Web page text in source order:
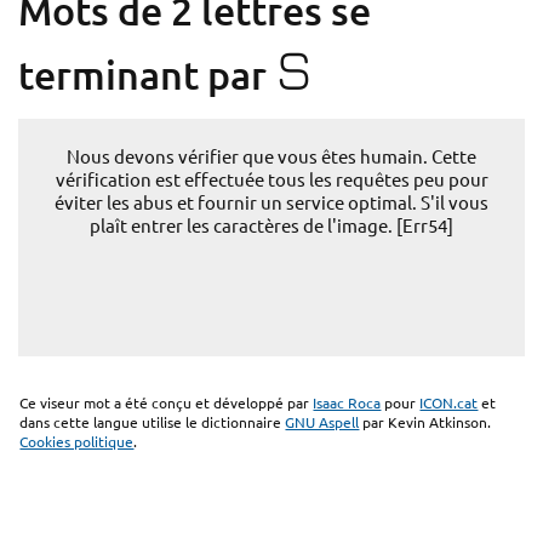
Mots de 2 lettres se
terminant par S
Nous devons vérifier que vous êtes humain. Cette
vérification est effectuée tous les requêtes peu pour
éviter les abus et fournir un service optimal. S'il vous
plaît entrer les caractères de l'image. [Err54]
Ce viseur mot a été conçu et développé par Isaac Roca pour ICON.catet
dans cette langue utilise le dictionnaireGNU Aspell par Kevin Atkinson.
Cookies politique.